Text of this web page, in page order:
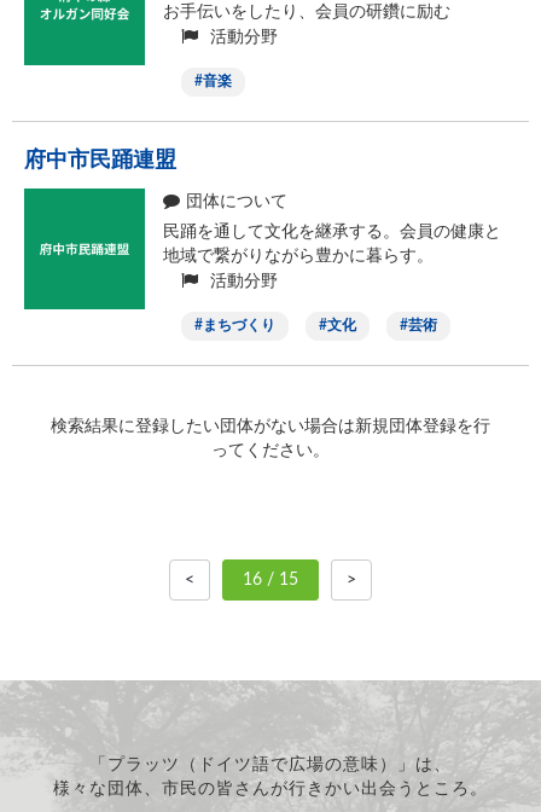
お手伝いをしたり、会員の研鑽に励む
活動分野
音楽
府中市民踊連盟
団体について
民踊を通して文化を継承する。会員の健康と
地域で繋がりながら豊かに暮らす。
活動分野
まちづくり 文化 芸術
検索結果に登録したい団体がない場合は新規団体登録を行
ってください。
< 16 / 15 >
「プラッツ（ドイツ語で広場の意味）」は、
様々な団体、市民の皆さんが行きかい出会うところ。